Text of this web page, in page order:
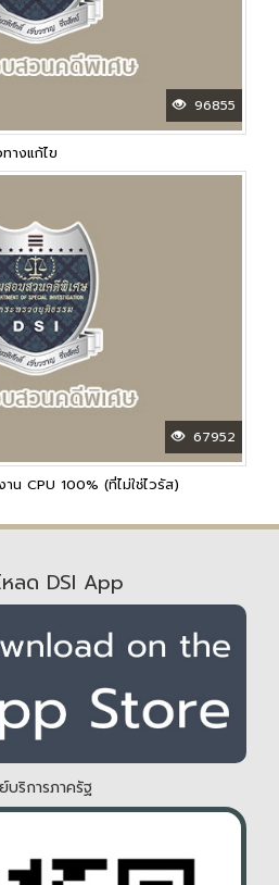
96855
างแก้ไข
67952
CPU 100% (ที่ไม่ใช่ไวรัส)
หลด DSI App
บริการภาครัฐ